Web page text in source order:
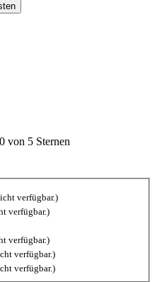
von 5 Sternen
verfügbar.)
verfügbar.)
verfügbar.)
verfügbar.)
verfügbar.)